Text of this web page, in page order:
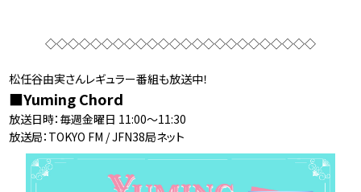
◇◇◇◇◇◇◇◇◇◇◇◇◇◇◇◇◇◇◇◇◇◇◇◇
松任谷由実さんレギュラー番組も放送中！
■Yuming Chord
放送日時：毎週金曜日 11:00～11:30
放送局：TOKYO FM / JFN38局ネット